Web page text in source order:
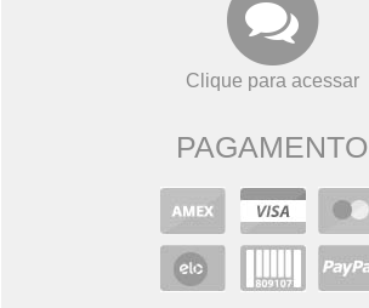
Clique para acessar
PAGAMENTO